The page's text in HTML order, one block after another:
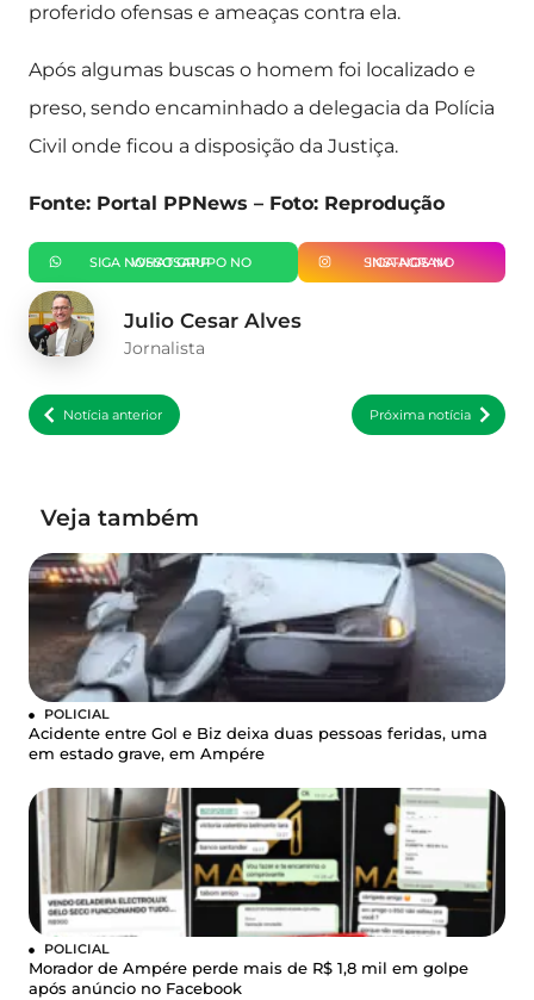
proferido ofensas e ameaças contra ela.
Após algumas buscas o homem foi localizado e
preso, sendo encaminhado a delegacia da Polícia
Civil onde ficou a disposição da Justiça.
Fonte: Portal PPNews – Foto: Reprodução
SIGA NOSSO GRUPO NO WHATSAPP SIGA-NOS NO INSTAGRAM
Julio Cesar Alves
Jornalista
Notícia anterior Próxima notícia
Veja também
POLICIAL
Acidente entre Gol e Biz deixa duas pessoas feridas, uma
em estado grave, em Ampére
POLICIAL
Morador de Ampére perde mais de R$ 1,8 mil em golpe
após anúncio no Facebook